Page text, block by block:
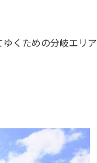
くための分岐エリア